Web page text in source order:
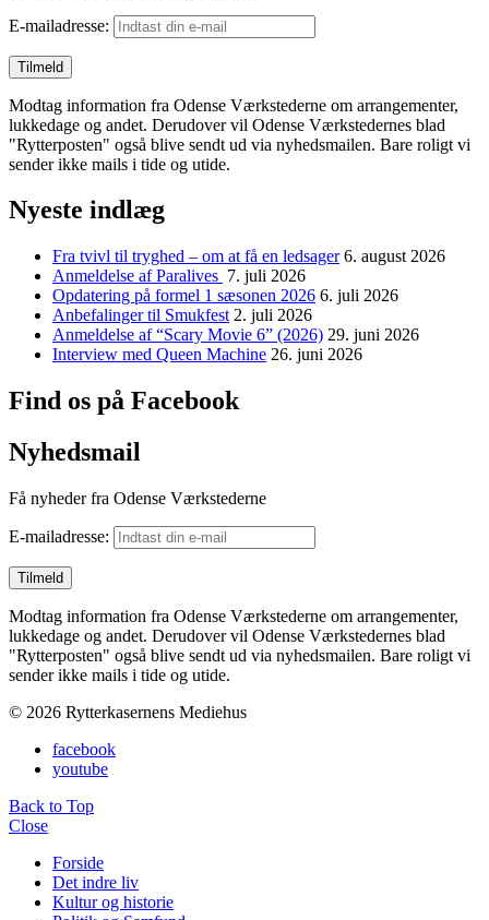
E-mailadresse:
Modtag information fra Odense Værkstederne om arrangementer,
lukkedage og andet. Derudover vil Odense Værkstedernes blad
"Rytterposten" også blive sendt ud via nyhedsmailen. Bare roligt vi
sender ikke mails i tide og utide.
Nyeste indlæg
Fra tvivl til tryghed – om at få en ledsager 6. august 2026
Anmeldelse af Paralives 7. juli 2026
Opdatering på formel 1 sæsonen 2026 6. juli 2026
Anbefalinger til Smukfest 2. juli 2026
Anmeldelse af “Scary Movie 6” (2026) 29. juni 2026
Interview med Queen Machine 26. juni 2026
Find os på Facebook
Nyhedsmail
Få nyheder fra Odense Værkstederne
E-mailadresse:
Modtag information fra Odense Værkstederne om arrangementer,
lukkedage og andet. Derudover vil Odense Værkstedernes blad
"Rytterposten" også blive sendt ud via nyhedsmailen. Bare roligt vi
sender ikke mails i tide og utide.
© 2026 Rytterkasernens Mediehus
facebook
youtube
Back to Top
Close
Forside
Det indre liv
Kultur og historie